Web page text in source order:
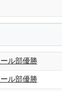
ル部優勝
ル部優勝